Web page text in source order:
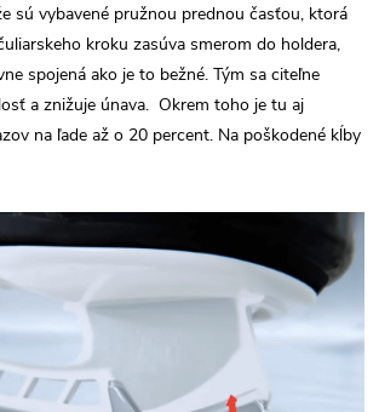
sú vybavené pružnou prednou časťou, ktorá
kroku zasúva smerom do holdera,
spojená ako je to bežné. Tým sa citeľne
a znižuje únava. Okrem toho je tu aj
na ľade až o 20 percent. Na poškodené kĺby